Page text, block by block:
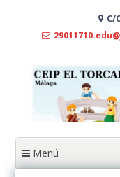
contenido
C/
Menú